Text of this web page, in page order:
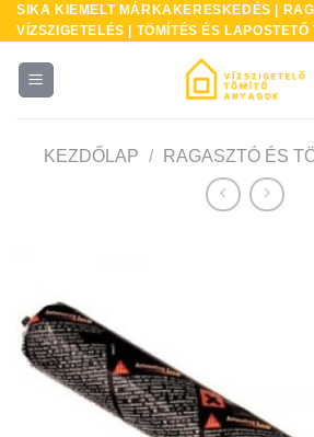
Skip
to
content
SIKA KIEMELT MÁRKAKERESKEDÉS |
VÍZSZIGETELÉS | TÖMÍTÉS ÉS
KEZDŐLAP / RAGASZTÓ ÉS